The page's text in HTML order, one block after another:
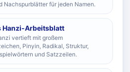
Nachspurblätter für jeden Namen.
Hanzi-Arbeitsblatt
vertieft mit großem
Pinyin, Radikal, Struktur,
und Satzzeilen.